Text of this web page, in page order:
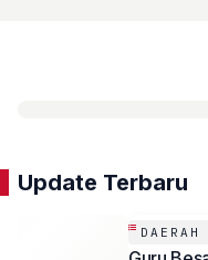
Update Terbaru